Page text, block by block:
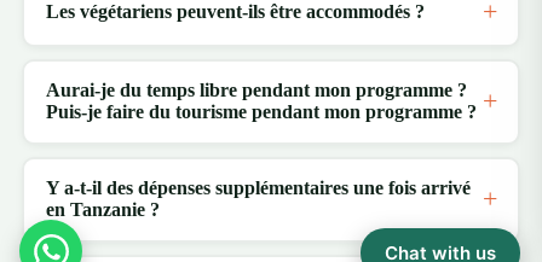
Les végétariens peuvent-ils être accommodés ?
Aurai-je du temps libre pendant mon programme ?
Puis-je faire du tourisme pendant mon programme ?
Y a-t-il des dépenses supplémentaires une fois arrivé
en Tanzanie ?
Chat with us